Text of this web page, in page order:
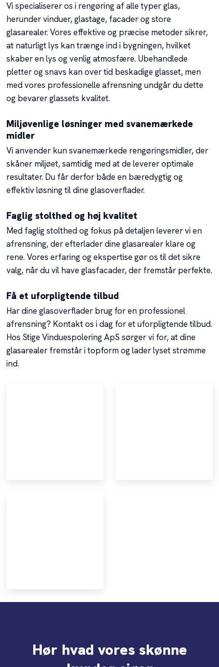
Vi specialiserer os i rengøring af alle typer glas,
herunder vinduer, glastage, facader og store
glasarealer. Vores effektive og præcise metoder sikrer,
at naturligt lys kan trænge ind i bygningen, hvilket
skaber en lys og venlig atmosfære. Ubehandlede
pletter og snavs kan over tid beskadige glasset, men
med vores professionelle afrensning undgår du dette
og bevarer glassets kvalitet.
Miljøvenlige løsninger med svanemærkede
midler
Vi anvender kun svanemærkede rengøringsmidler, der
skåner miljøet, samtidig med at de leverer optimale
resultater. Du får derfor både en bæredygtig og
effektiv løsning til dine glasoverflader.
Faglig stolthed og høj kvalitet
Med faglig stolthed og fokus på detaljen leverer vi en
afrensning, der efterlader dine glasarealer klare og
rene. Vores erfaring og ekspertise gør os til det sikre
valg, når du vil have glasfacader, der fremstår perfekte.
Få et uforpligtende tilbud
Har dine glasoverflader brug for en professionel
afrensning? Kontakt os i dag for et uforpligtende tilbud.
Hos Stige Vinduespolering ApS sørger vi for, at dine
glasarealer fremstår i topform og lader lyset strømme
ind.
Hør hvad vores skønne